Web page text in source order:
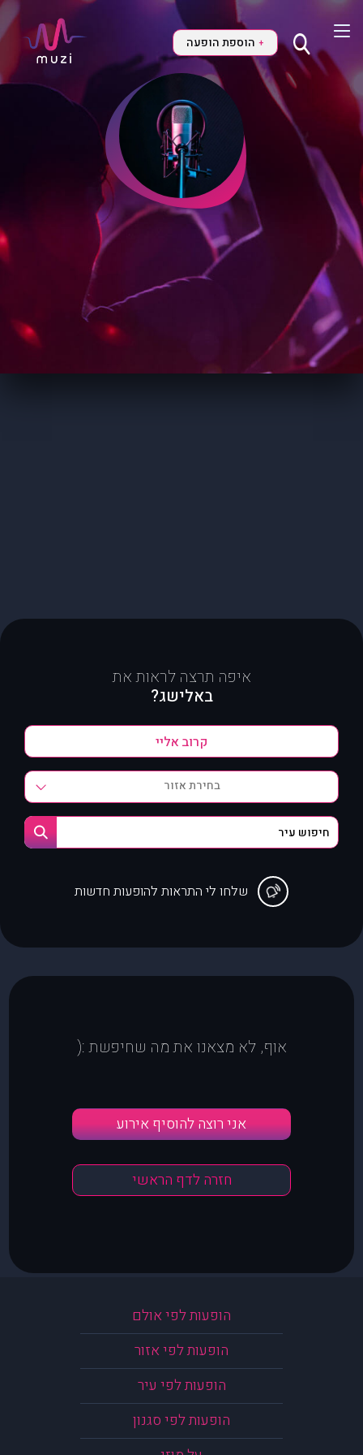
+ הוספת הופעה
איפה תרצה לראות את
באלישג?
בחירת אזור
שלחו לי התראות להופעות חדשות
אוף, לא מצאנו את מה שחיפשת :(
אני רוצה להוסיף אירוע
חזרה לדף הראשי
הופעות לפי אולם
הופעות לפי אזור
הופעות לפי עיר
הופעות לפי סגנון